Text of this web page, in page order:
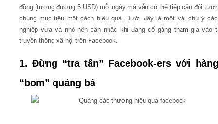
đồng (tương đương 5 USD) mỗi ngày mà vẫn có thể tiếp cận đối
chúng mục tiêu một cách hiệu quả. Dưới đây là một vài chú ý
nghiệp vừa và nhỏ nên cân nhắc khi đang cố gắng tham gia vào
truyền thông xã hội trên Facebook.
1. Đừng “tra tấn” Facebook-ers với
“bom” quảng bá